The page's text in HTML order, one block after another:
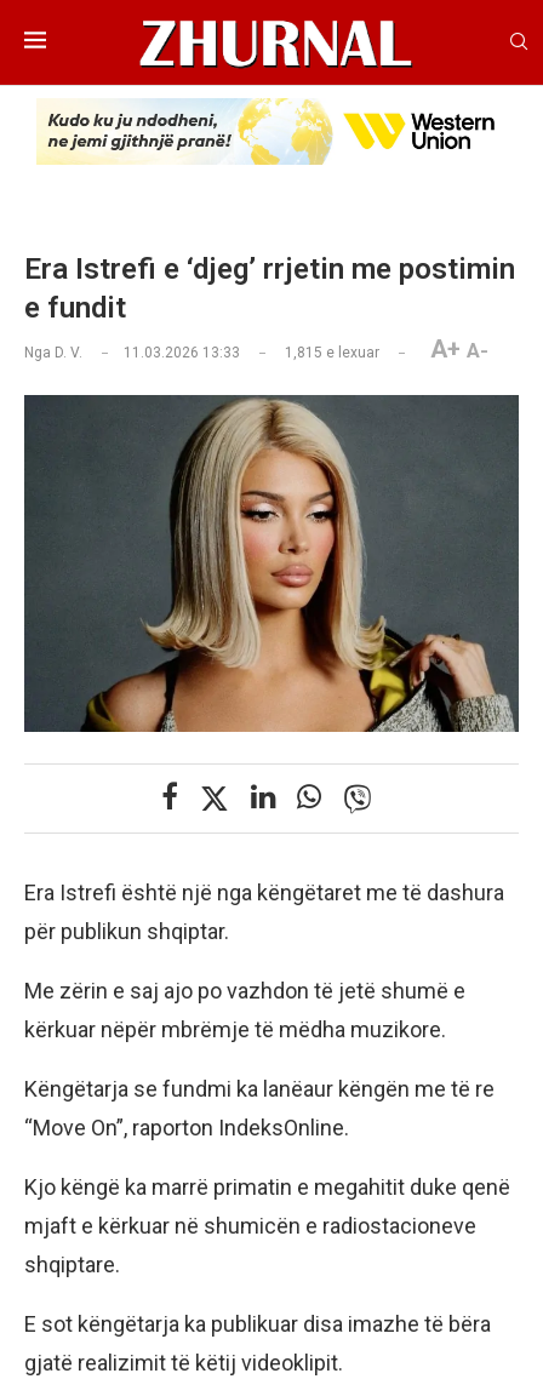
Era Istrefi e ‘djeg’ rrjetin me postimin
e fundit
Nga D. V. 11.03.2026 13:33 1,815 e lexuar A+ A-
Era Istrefi është një nga këngëtaret me të dashura
për publikun shqiptar.
Me zërin e saj ajo po vazhdon të jetë shumë e
kërkuar nëpër mbrëmje të mëdha muzikore.
Këngëtarja se fundmi ka lanëaur këngën me të re
“Move On”, raporton IndeksOnline.
Kjo këngë ka marrë primatin e megahitit duke qenë
mjaft e kërkuar në shumicën e radiostacioneve
shqiptare.
E sot këngëtarja ka publikuar disa imazhe të bëra
gjatë realizimit të këtij videoklipit.